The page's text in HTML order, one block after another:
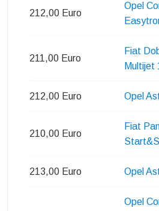
212,00 Euro
Opel
211,00 Euro
Fiat
Multijet
212,00 Euro Opel
210,00 Euro
Fiat
213,00 Euro Opel
Opel